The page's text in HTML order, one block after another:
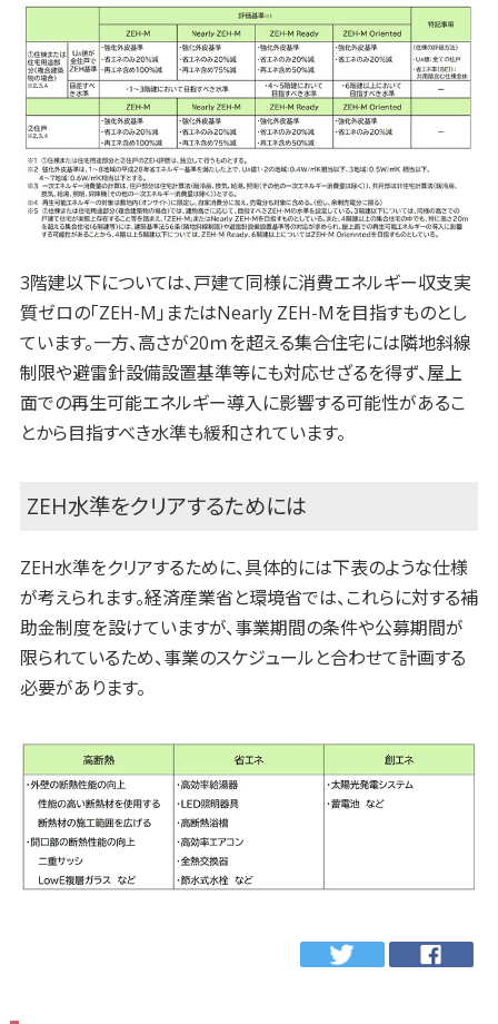
3階建以下については、戸建て同様に消費エネルギー収支実
質ゼロの「ZEH-M」またはNearly ZEH-Mを目指すものとし
ています。一方、高さが20ｍを超える集合住宅には隣地斜線
制限や避雷針設備設置基準等にも対応せざるを得ず、屋上
面での再生可能エネルギー導入に影響する可能性があるこ
とから目指すべき水準も緩和されています。
ZEH水準をクリアするためには
ZEH水準をクリアするために、具体的には下表のような仕様
が考えられます。経済産業省と環境省では、これらに対する補
助金制度を設けていますが、事業期間の条件や公募期間が
限られているため、事業のスケジュールと合わせて計画する
必要があります。